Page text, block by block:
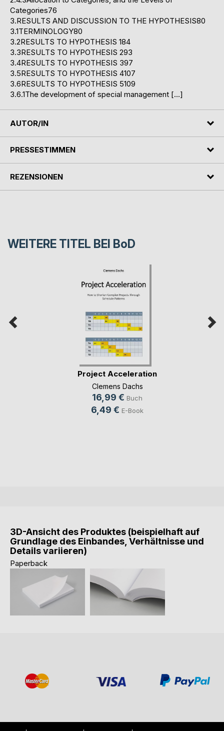
Categories76
3.RESULTS AND DISCUSSION TO THE HYPOTHESIS80
3.1TERMINOLOGY80
3.2RESULTS TO HYPOTHESIS 184
3.3RESULTS TO HYPOTHESIS 293
3.4RESULTS TO HYPOTHESIS 397
3.5RESULTS TO HYPOTHESIS 4107
3.6RESULTS TO HYPOTHESIS 5109
3.6.1The development of special management […]
AUTOR/IN
PRESSESTIMMEN
REZENSIONEN
WEITERE TITEL BEI BoD
Project Acceleration
Clemens Dachs
16,99 € Buch
6,49 € E-Book
3D-Ansicht des Produktes (beispielhaft auf
Grundlage des Einbandes, Verhältnisse und
Details variieren)
Paperback